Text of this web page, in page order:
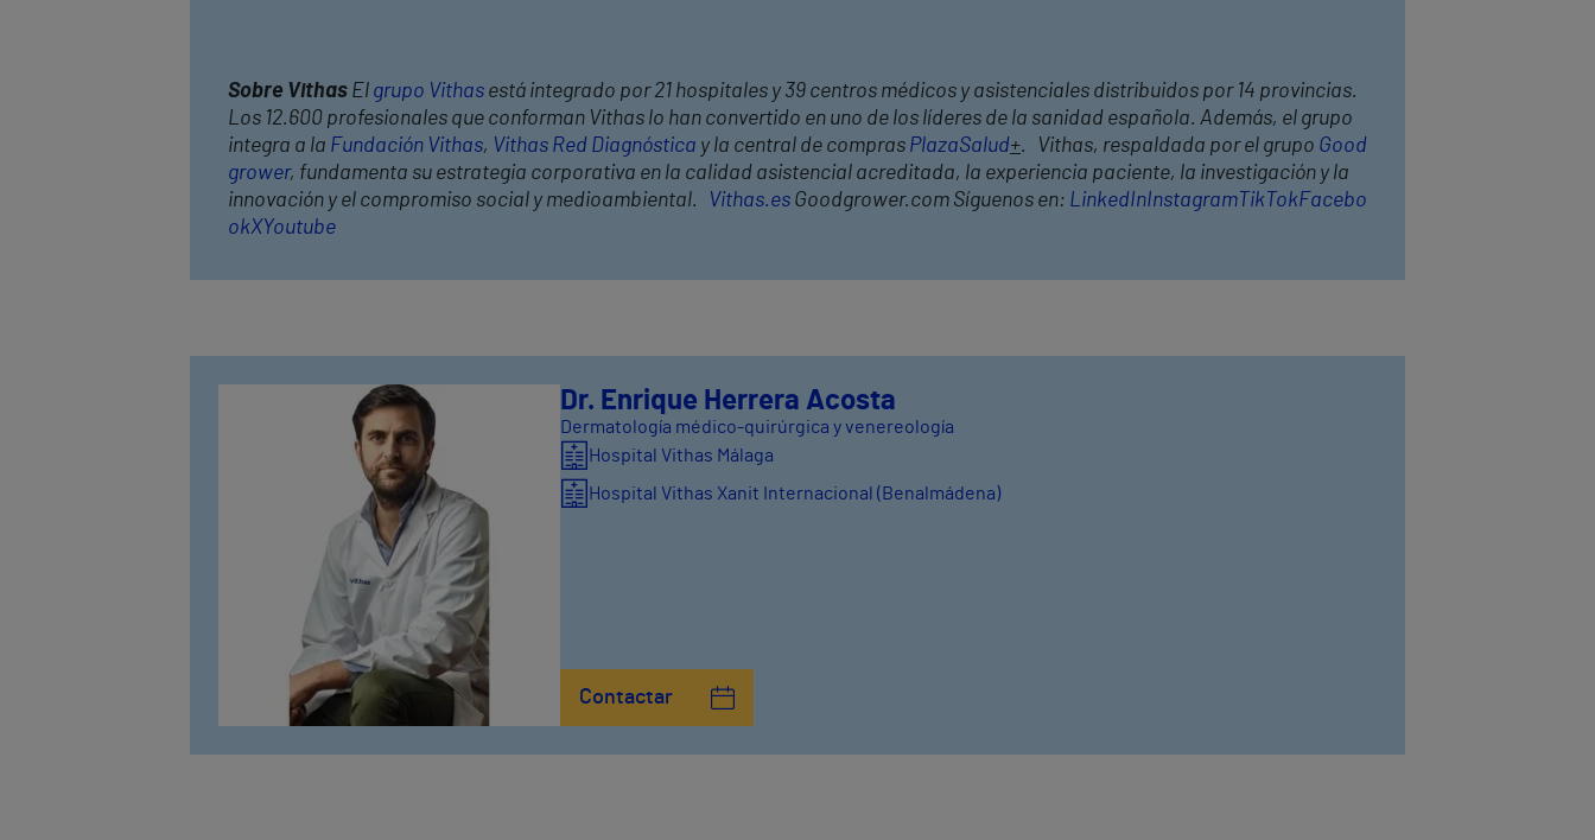
Sobre Vithas El grupo Vithas está integrado por 21 hospitales y 39 centros médicos y asistenciales distribuidos por 14 provincias.
Los 12.600 profesionales que conforman Vithas lo han convertido en uno de los líderes de la sanidad española. Además, el grupo
integra a la Fundación Vithas, Vithas Red Diagnóstica y la central de compras PlazaSalud+. Vithas, respaldada por el grupo Good
grower, fundamenta su estrategia corporativa en la calidad asistencial acreditada, la experiencia paciente, la investigación y la
innovación y el compromiso social y medioambiental.
Vithas.es Goodgrower.com Síguenos en: LinkedInInstagram TikTokFacebo
okXYoutube
Dr. Enrique Herrera Acosta
Dermatología médico-quirúrgica y venereología
Hospital Vithas Málaga
Hospital Vithas Xanit Internacional (Benalmádena)
Contactar